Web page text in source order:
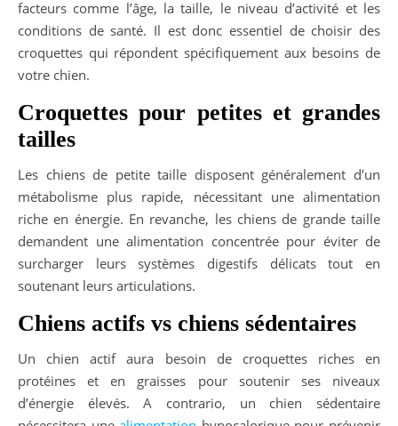
facteurs comme l’âge, la taille, le niveau d’activité et les
conditions de santé. Il est donc essentiel de choisir des
croquettes qui répondent spécifiquement aux besoins de
votre chien.
Croquettes pour petites et grandes
tailles
Les chiens de petite taille disposent généralement d’un
métabolisme plus rapide, nécessitant une alimentation
riche en énergie. En revanche, les chiens de grande taille
demandent une alimentation concentrée pour éviter de
surcharger leurs systèmes digestifs délicats tout en
soutenant leurs articulations.
Chiens actifs vs chiens sédentaires
Un chien actif aura besoin de croquettes riches en
protéines et en graisses pour soutenir ses niveaux
d’énergie élevés. A contrario, un chien sédentaire